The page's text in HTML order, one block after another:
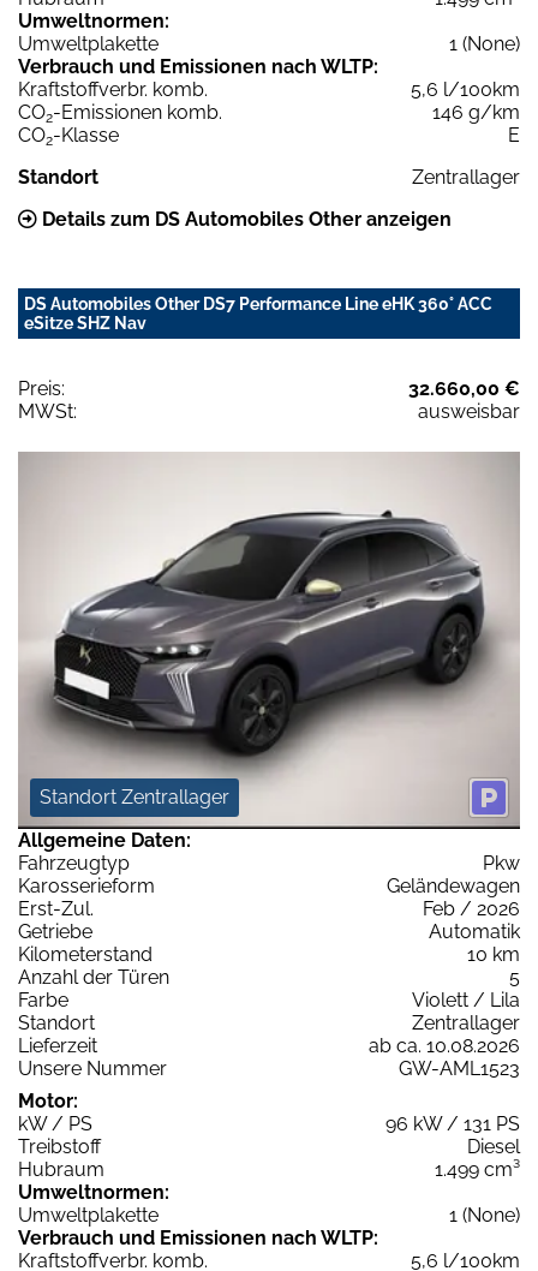
Umweltnormen:
Umweltplakette
1 (None)
Verbrauch und Emissionen nach WLTP:
Kraftstoffverbr. komb.
5,6 l/100km
CO2-Emissionen komb.
146 g/km
CO2-Klasse
E
Standort
Zentrallager
Details zum DS Automobiles Other anzeigen
DS Automobiles Other DS7 Performance Line eHK 360° ACC
eSitze SHZ Nav
Preis:
32.660,00 €
MWSt:
ausweisbar
Standort Zentrallager
Allgemeine Daten:
Fahrzeugtyp
Pkw
Karosserieform
Geländewagen
Erst-Zul.
Feb / 2026
Getriebe
Automatik
Kilometerstand
10 km
Anzahl der Türen
5
Farbe
Violett / Lila
Standort
Zentrallager
Lieferzeit
ab ca. 10.08.2026
Unsere Nummer
GW-AML1523
Motor:
kW / PS
96 kW / 131 PS
Treibstoff
Diesel
Hubraum
1.499 cm³
Umweltnormen:
Umweltplakette
1 (None)
Verbrauch und Emissionen nach WLTP:
Kraftstoffverbr. komb.
5,6 l/100km